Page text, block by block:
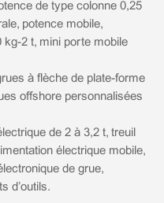
de type colonne 0,25
potence mobile,
2 t, mini porte mobile
à flèche de plate-forme
offshore personnalisées
de 2 à 3,2 t, treuil
électrique mobile,
de grue,
d’outils.